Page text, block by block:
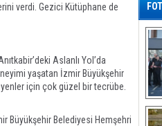
verdi. Gezici Kütüphane de
Aslanlı Yol’da
yaşatan İzmir Büyükşehir
için çok güzel bir tecrübe.
Büyükşehir Belediyesi Hemşehri